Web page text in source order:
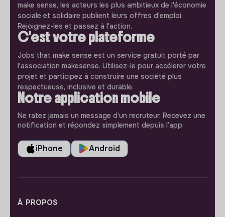
make sense, les acteurs les plus ambitieux de l'économie
sociale et solidaire publient leurs offres d'emploi.
Rejoignez-les et passez à l'action.
C'est votre plateforme
Jobs that make sense est un service gratuit porté par
l'association makesense. Utilisez-le pour accélerer votre
projet et participez à construire une société plus
respectueuse, inclusive et durable.
Notre application mobile
Ne ratez jamais un message d’un recruteur. Recevez une
notification et répondez simplement depuis l’app.
iPhone Android
À PROPOS